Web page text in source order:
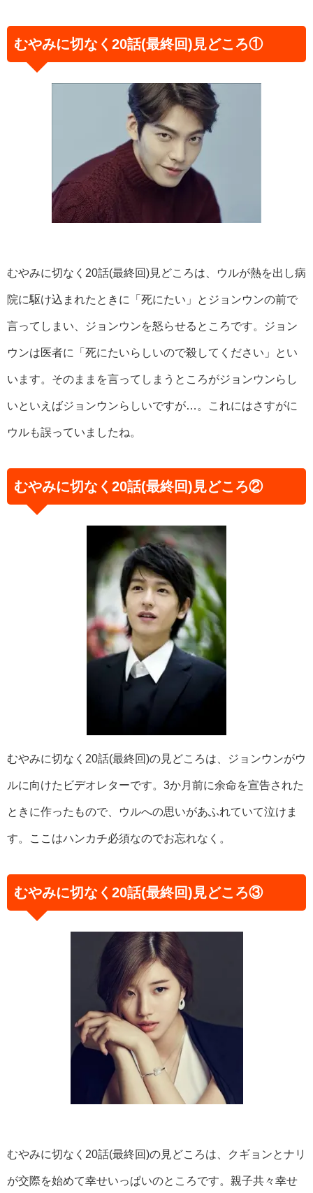
むやみに切なく20話(最終回)見どころ①
むやみに切なく20話(最終回)見どころは、ウルが熱を出し病
院に駆け込まれたときに「死にたい」とジョンウンの前で
言ってしまい、ジョンウンを怒らせるところです。ジョン
ウンは医者に「死にたいらしいので殺してください」とい
います。そのままを言ってしまうところがジョンウンらし
いといえばジョンウンらしいですが…。これにはさすがに
ウルも誤っていましたね。
むやみに切なく20話(最終回)見どころ②
むやみに切なく20話(最終回)の見どころは、ジョンウンがウ
ルに向けたビデオレターです。3か月前に余命を宣告された
ときに作ったもので、ウルへの思いがあふれていて泣けま
す。ここはハンカチ必須なのでお忘れなく。
むやみに切なく20話(最終回)見どころ③
むやみに切なく20話(最終回)の見どころは、クギョンとナリ
が交際を始めて幸せいっぱいのところです。親子共々幸せ